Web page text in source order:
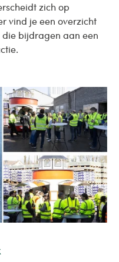
zich op
vind je een overzicht
bijdragen aan een